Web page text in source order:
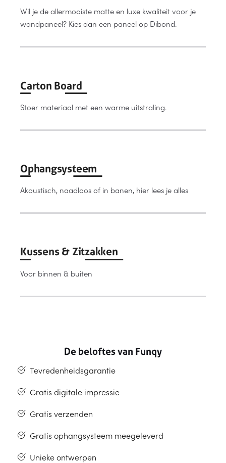
Wil je de allermooiste matte en luxe kwaliteit voor je
wandpaneel? Kies dan een paneel op Dibond.
Carton Board
Stoer materiaal met een warme uitstraling.
Ophangsysteem
Akoustisch, naadloos of in banen, hier lees je alles
Kussens & Zitzakken
Voor binnen & buiten
De beloftes van Funqy
Tevredenheidsgarantie
Gratis digitale impressie
Gratis verzenden
Gratis ophangsysteem meegeleverd
Unieke ontwerpen